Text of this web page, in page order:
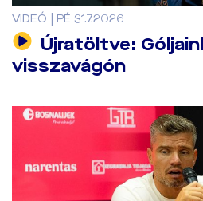
VIDEÓ | PÉ 31.7.2026
Újratöltve:
visszavágón